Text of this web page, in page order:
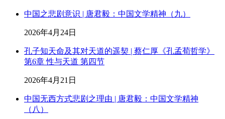
中国之悲剧意识 | 唐君毅：中国文学精神（九）
2026年4月24日
孔子知天命及其对天道的遥契 | 蔡仁厚《孔孟荀哲学》
第6章 性与天道 第四节
2026年4月21日
中国无西方式悲剧之理由 | 唐君毅：中国文学精神
（八）